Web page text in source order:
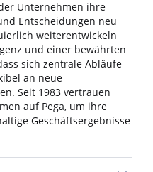
Unternehmen ihre
Entscheidungen neu
weiterentwickeln
und einer bewährten
sich zentrale Abläufe
an neue
Seit 1983 vertrauen
auf Pega, um ihre
Geschäftsergebnisse